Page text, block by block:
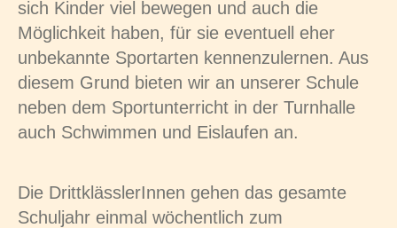
sich Kinder viel bewegen und auch die
Möglichkeit haben, für sie eventuell eher
unbekannte Sportarten kennenzulernen. Aus
diesem Grund bieten wir an unserer Schule
neben dem Sportunterricht in der Turnhalle
auch Schwimmen und Eislaufen an.
Die DrittklässlerInnen gehen das gesamte
Schuljahr einmal wöchentlich zum